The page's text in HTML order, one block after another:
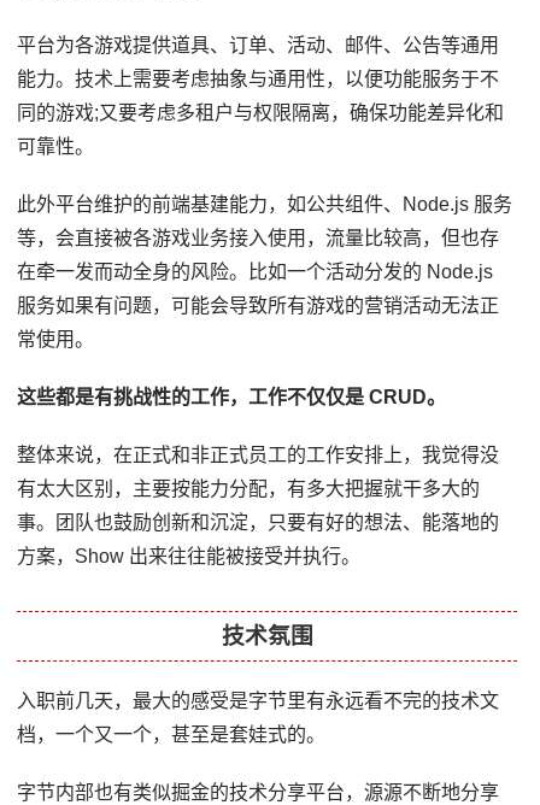
平台为各游戏提供道具、订单、活动、邮件、公告等通用
能力。技术上需要考虑抽象与通用性，以便功能服务于不
同的游戏;又要考虑多租户与权限隔离，确保功能差异化和
可靠性。
此外平台维护的前端基建能力，如公共组件、Node.js 服务
等，会直接被各游戏业务接入使用，流量比较高，但也存
在牵一发而动全身的风险。比如一个活动分发的 Node.js
服务如果有问题，可能会导致所有游戏的营销活动无法正
常使用。
这些都是有挑战性的工作，工作不仅仅是 CRUD。
整体来说，在正式和非正式员工的工作安排上，我觉得没
有太大区别，主要按能力分配，有多大把握就干多大的
事。团队也鼓励创新和沉淀，只要有好的想法、能落地的
方案，Show 出来往往能被接受并执行。
技术氛围
入职前几天，最大的感受是字节里有永远看不完的技术文
档，一个又一个，甚至是套娃式的。
字节内部也有类似掘金的技术分享平台，源源不断地分享